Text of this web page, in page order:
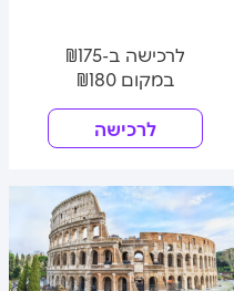
לרכישה ב-₪175
במקום ₪180
לרכישה